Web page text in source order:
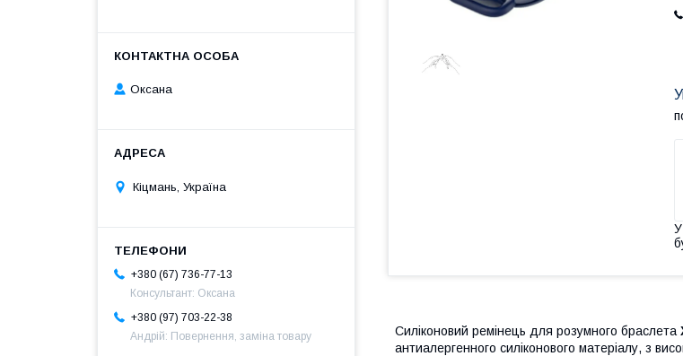
У
Силіконовий ремінець для розумного браслета
антиалергенного силіконового матеріалу, з
Оксана
Кіцмань, Україна
+380 (67) 736-77-13
Консультант: Оксана
+380 (97) 703-22-38
Андрій: Повернення, заміна товару